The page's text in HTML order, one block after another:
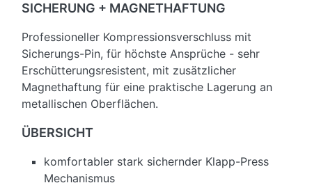
SICHERUNG + MAGNETHAFTUNG
Professioneller Kompressionsverschluss mit
Sicherungs-Pin, für höchste Ansprüche - sehr
Erschütterungsresistent, mit zusätzlicher
Magnethaftung für eine praktische Lagerung an
metallischen Oberflächen.
ÜBERSICHT
komfortabler stark sichernder Klapp-Press
Mechanismus